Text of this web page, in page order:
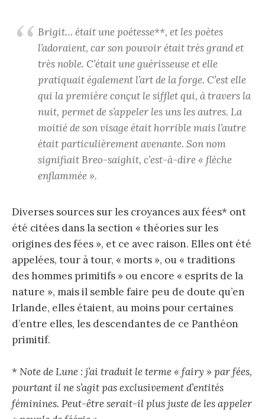
Brigit… était une poétesse**, et les poètes
l’adoraient, car son pouvoir était très grand et
très noble. C’était une guérisseuse et elle
pratiquait également l’art de la forge. C’est elle
qui la première conçut le sifflet qui, à travers la
nuit, permet de s’appeler les uns les autres. La
moitié de son visage était horrible mais l’autre
était particulièrement avenante. Son nom
signifiaitBreo-saighit, c’est-à-dire « flèche
enflammée ».
Diverses sources sur les croyances aux fées* ont
été citées dans la section « théories sur les
origines des fées », et ce avec raison. Elles ont été
appelées, tour à tour, « morts », ou « traditions
des hommes primitifs » ou encore « esprits de la
nature », mais il semble faire peu de doute qu’en
Irlande, elles étaient, au moins pour certaines
d’entre elles, les descendantes de ce Panthéon
primitif.
* Note de Lune : j’ai traduit le terme « fairy » par fées,
pourtant il ne s’agit pas exclusivement d’entités
féminines. Peut-être serait-il plus juste de les appeler